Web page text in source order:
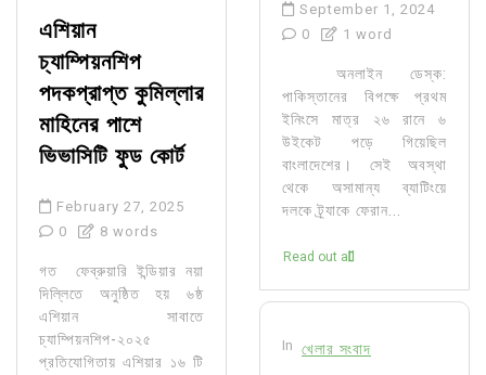
এশিয়ান
চ্যাম্পিয়নশিপ
পদকপ্রাপ্ত কুমিল্লার
মাহিনের পাশে
ভিভাসিটি ফুড কোর্ট
February 27, 2025
0
8 words
গত ফেব্রুয়ারি ইন্ডিয়ার নয়া
দিল্লিতে অনুষ্ঠিত হয় ৬ষ্ঠ
এশিয়ান সাবাতে
চ্যাম্পিয়নশিপ-২০২৫
প্রতিযোগিতায় এশিয়ার ১৬ টি
September 1, 2024
0
1 word
অনলাইন ডেস্ক:
পাকিস্তানের বিপক্ষে প্রথম
ইনিংসে মাত্র ২৬ রানে ৬
উইকেট পড়ে গিয়েছিল
বাংলাদেশের। সেই অবস্থা
থেকে অসামান্য ব্যাটিংয়ে
দলকে ট্র্যাকে ফেরান...
Read out all
In খেলার সংবাদ